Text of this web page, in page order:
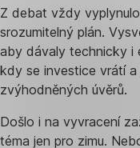
Z debat vždy
srozumitelný plán.
aby dávaly technicky i
kdy se investice vrátí
zvýhodněných úvěrů.
Došlo i na vyvracení
téma jen pro zimu.